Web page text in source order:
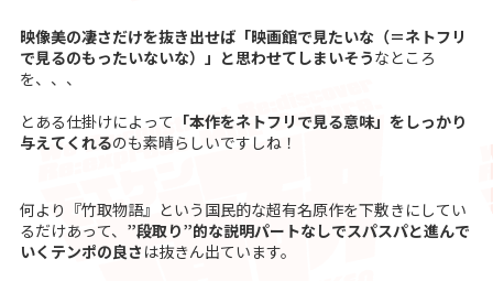
映像美の凄さだけを抜き出せば「映画館で見たいな（＝ネトフリ
で見るのもったいないな）」と思わせてしまいそうなところ
を、、、
とある仕掛けによって 「本作をネトフリで見る意味」をしっかり
与えてくれるのも素晴らしいですしね！
何より『竹取物語』という国民的な超有名原作を下敷きにしてい
るだけあって、 ”段取り”的な説明パートなしでスパスパと進んで
いくテンポの良さ は抜きん出ています。